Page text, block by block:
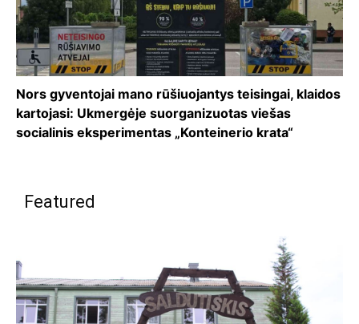
Nors gyventojai mano rūšiuojantys teisingai, klaidos
kartojasi: Ukmergėje suorganizuotas viešas
socialinis eksperimentas „Konteinerio krata“
Featured